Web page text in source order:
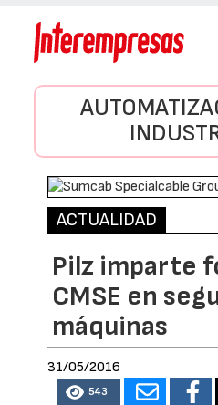
ACTUALIDAD
Pilz imparte
CMSE en
máquinas
31/05/2016
543